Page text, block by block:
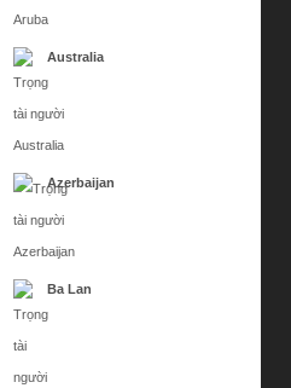
Australia
Azerbaijan
Ba Lan